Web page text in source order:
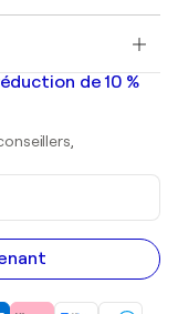
de 10 %